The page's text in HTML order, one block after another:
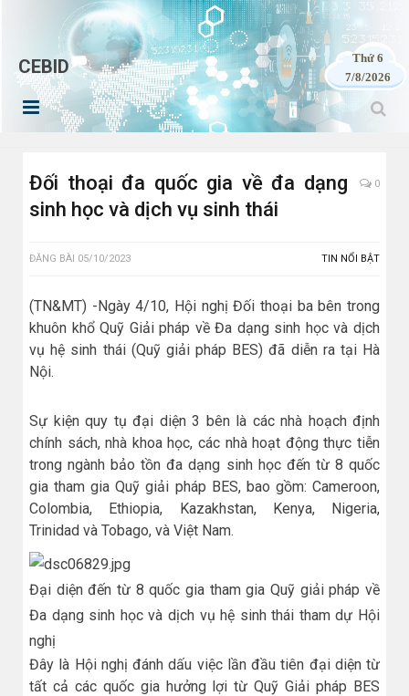
CEBID
Thứ 6
7/8/2026
Đối thoại đa quốc gia về đa dạng
sinh học và dịch vụ sinh thái
0
ĐĂNG BÀI 05/10/2023 TIN NỔI BẬT
(TN&MT) -Ngày 4/10, Hội nghị Đối thoại ba bên trong
khuôn khổ Quỹ Giải pháp về Đa dạng sinh học và dịch
vụ hệ sinh thái (Quỹ giải pháp BES) đã diễn ra tại Hà
Nội.
Sự kiện quy tụ đại diện 3 bên là các nhà hoạch định
chính sách, nhà khoa học, các nhà hoạt động thực tiễn
trong ngành bảo tồn đa dạng sinh học đến từ 8 quốc
gia tham gia Quỹ giải pháp BES, bao gồm: Cameroon,
Colombia, Ethiopia, Kazakhstan, Kenya, Nigeria,
Trinidad và Tobago, và Việt Nam.
Đại diện đến từ 8 quốc gia tham gia Quỹ giải pháp về
Đa dạng sinh học và dịch vụ hệ sinh thái tham dự Hội
nghị
Đây là Hội nghị đánh dấu việc lần đầu tiên đại diện từ
tất cả các quốc gia hưởng lợi từ Quỹ Giải pháp BES